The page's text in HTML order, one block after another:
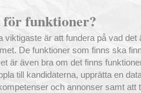
funktioner?
viktigaste är att fundera på vad det
De funktioner som finns ska
är även bra om det finns
till kandidaterna, upprätta en
och annonser samt att